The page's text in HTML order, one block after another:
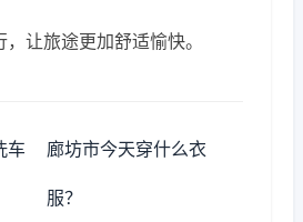
让旅途更加舒适愉快。
车 廊坊市今天穿什么衣
服？